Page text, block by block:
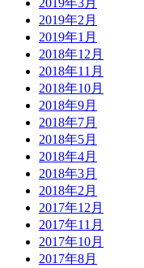
2019年3月
2019年2月
2019年1月
2018年12月
2018年11月
2018年10月
2018年9月
2018年7月
2018年5月
2018年4月
2018年3月
2018年2月
2017年12月
2017年11月
2017年10月
2017年8月